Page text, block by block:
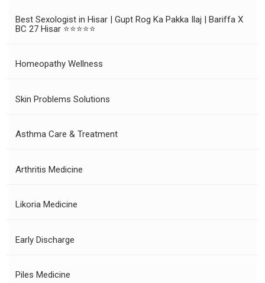
Best Sexologist in Hisar | Gupt Rog Ka Pakka Ilaj | Bariffa X
BC 27 Hisar ⭐⭐⭐⭐⭐
Homeopathy Wellness
Skin Problems Solutions
Asthma Care & Treatment
Arthritis Medicine
Likoria Medicine
Early Discharge
Piles Medicine